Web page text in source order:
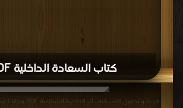
كتاب السعادة الداخلية PDF
قراءة و تحميل كتاب كتاب أثر الجاذبية الشخصية PDF مجانا | مكتبة >